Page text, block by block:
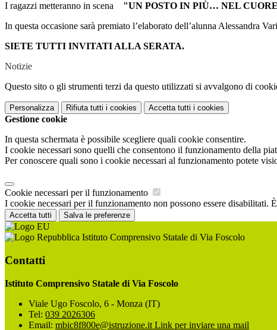
I ragazzi metteranno in scena "UN POSTO IN PIÙ… NEL
In questa occasione sarà premiato l’elaborato dell’alunna Alessandra
SIETE TUTTI INVITATI ALLA SERATA.
Notizie
Questo sito o gli strumenti terzi da questo utilizzati si avvalgono di
Personalizza Rifiuta tutti i cookies Accetta tutti i cookies
Gestione cookie
In questa schermata è possibile scegliere quali cookie consentire.
I cookie necessari sono quelli che consentono il funzionamento della
Per conoscere quali sono i cookie necessari al funzionamento potete
Cookie necessari per il funzionamento
I cookie necessari per il funzionamento non possono essere
Accetta tutti Salva le preferenze
Istituto Comprensivo Statale di Via Foscolo
Contatti
Istituto Comprensivo Statale di Via Foscolo
Viale Ugo Foscolo, 6 - Monza (IT)
Tel: 039 2026306
Email: mbic8f800e@istruzione.it Link per inviare una mail